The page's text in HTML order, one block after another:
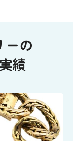
ーの
実績